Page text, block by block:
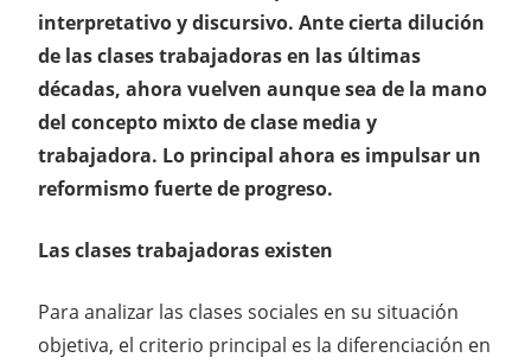
interpretativo y discursivo. Ante cierta dilución
de las clases trabajadoras en las últimas
décadas, ahora vuelven aunque sea de la mano
del concepto mixto de clase media y
trabajadora. Lo principal ahora es impulsar un
reformismo fuerte de progreso.
Las clases trabajadoras existen
Para analizar las clases sociales en su situación
objetiva, el criterio principal es la diferenciación en